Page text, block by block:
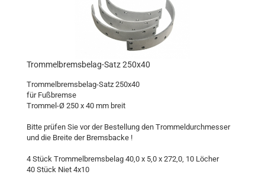
Trommelbremsbelag-Satz 250x40
Trommelbremsbelag-Satz 250x40
für Fußbremse
Trommel-Ø 250 x 40 mm breit
Bitte prüfen Sie vor der Bestellung den Trommeldurchmesser
und die Breite der Bremsbacke !
4 Stück Trommelbremsbelag 40,0 x 5,0 x 272,0, 10 Löcher
40 Stück Niet 4x10